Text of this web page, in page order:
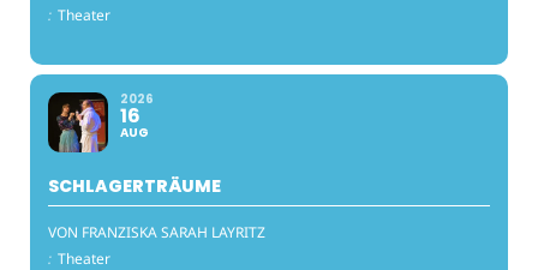
: Theater
2026
16
AUG
SCHLAGERTRÄUME
VON FRANZISKA SARAH LAYRITZ
: Theater